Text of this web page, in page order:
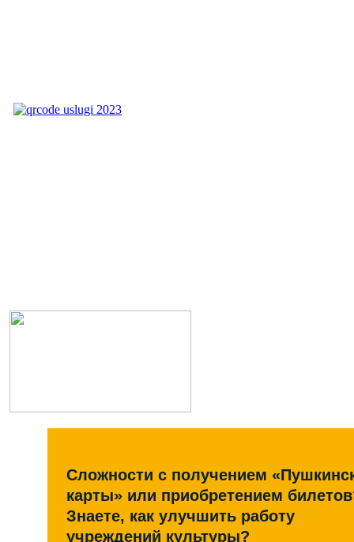
Сложности с получением
карты» или приобретением
Знаете, как улучшить работу
учреждений культуры?